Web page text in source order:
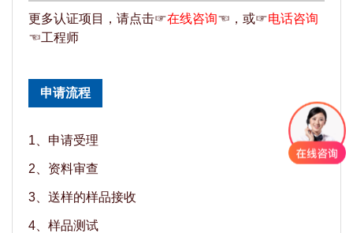
更多认证项目，请点击☞在线咨询☜，或☞电话咨询
☜工程师
申请流程
1、申请受理
2、资料审查
3、送样的样品接收
4、样品测试